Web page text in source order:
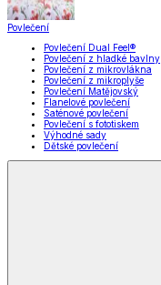
Povlečení
Povlečení Dual Feel®
Povlečení z hladké bavlny
Povlečení z mikrovlákna
Povlečení z mikroplyše
Povlečení Matějovský
Flanelové povlečení
Saténové povlečení
Povlečení s fototiskem
Výhodné sady
Dětské povlečení